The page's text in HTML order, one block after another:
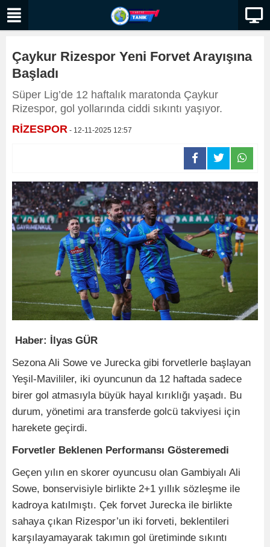
Çaykur Rizespor Yeni Forvet Arayışına
Başladı
Süper Lig’de 12 haftalık maratonda Çaykur
Rizespor, gol yollarında ciddi sıkıntı yaşıyor.
RİZESPOR - 12-11-2025 12:57
Haber: İlyas GÜR
Sezona Ali Sowe ve Jurecka gibi forvetlerle başlayan
Yeşil-Mavililer, iki oyuncunun da 12 haftada sadece
birer gol atmasıyla büyük hayal kırıklığı yaşadı. Bu
durum, yönetimi ara transferde golcü takviyesi için
harekete geçirdi.
Forvetler Beklenen Performansı Gösteremedi
Geçen yılın en skorer oyuncusu olan Gambiyalı Ali
Sowe, bonservisiyle birlikte 2+1 yıllık sözleşme ile
kadroya katılmıştı. Çek forvet Jurecka ile birlikte
sahaya çıkan Rizespor’un iki forveti, beklentileri
karşılayamayarak takımın gol üretiminde sıkıntı